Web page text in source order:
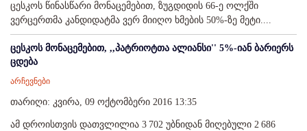
ცესკოს წინასწარი მონაცემებით, ზუგდიდის 66-ე ოლქში
ვერცერთმა კანდიდატმა ვერ მიიღო ხმების 50%-ზე მეტი....
ცესკოს მონაცემებით, ,,პატრიოტთა ალიანსი'' 5%-იან ბარიერს
ცდება
არჩევნები
თარიღი: კვირა, 09 ოქტომბერი 2016 13:35
ამ დროისთვის დათვლილია 3 702 უბნიდან მიღებული 2 686